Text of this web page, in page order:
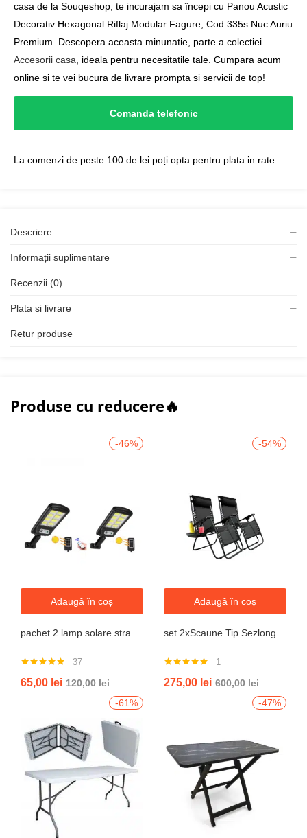
casa de la Souqeshop, te incurajam sa începi cu Panou Acustic
Decorativ Hexagonal Riflaj Modular Fagure, Cod 335s Nuc Auriu
Premium. Descopera aceasta minunatie, parte a colectiei
Accesorii casa, ideala pentru necesitatile tale. Cumpara acum
online si te vei bucura de livrare prompta si servicii de top!
Comanda telefonic
La comenzi de peste 100 de lei poți opta pentru plata in rate.
Descriere
Informații suplimentare
Recenzii (0)
Plata si livrare
Retur produse
Produse cu reducere🔥
-46%
Adaugă în coș
pachet 2 lamp solare stradale 2×160 de leduri, senzor de miscare
4.76din 5
37
65,00 lei 120,00lei
-54%
Adaugă în coș
set 2xScaune Tip Sezlong Pliabil Gravitatie Zero Pentru Terasa, Gradina Sau Plaja , Tetiera, Suport Bauturi, Reglabil, Negru
5.00din 5
1
275,00 lei 600,00lei
-61%
-47%